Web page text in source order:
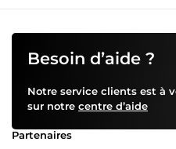
Besoin d’aide ?
Notre service clients est à
sur notre centre d’aide
Partenaires